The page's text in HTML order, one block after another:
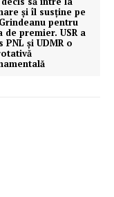
și îl susține pe
pentru
de premier. USR a
PNL și UDMR o